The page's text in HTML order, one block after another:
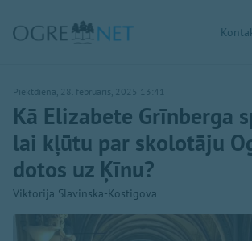
Piektdiena, 28. februāris, 2025 13:41
Kā Elizabete Grīnberga
lai kļūtu par skolotāju
dotos uz Ķīnu?
Viktorija Slavinska-Kostigova